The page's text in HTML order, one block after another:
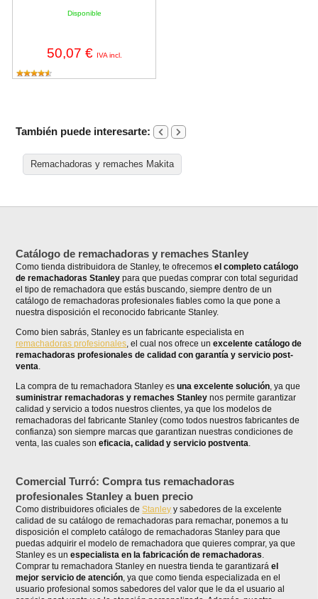
Disponible
50,07 € IVA incl.
También puede interesarte:
Remachadoras y remaches Makita
Catálogo de remachadoras y remaches Stanley
Como tienda distribuidora de Stanley, te ofrecemosel completo catálogo
de remachadoras Stanley para que puedas comprar con total seguridad
el tipo de remachadora que estás buscando, siempre dentro de un
catálogo de remachadoras profesionales fiables como la que pone a
nuestra disposición el reconocido fabricante Stanley.
Como bien sabrás, Stanley es un fabricante especialista en
remachadoras profesionales, el cual nos ofrece unexcelente catálogo de
remachadoras profesionales de calidad con garantía y servicio post-
venta.
La compra de tu remachadora Stanley esuna excelente solución, ya que
suministrar remachadoras y remaches Stanley nos permite garantizar
calidad y servicio a todos nuestros clientes, ya que los modelos de
remachadoras del fabricante Stanley (como todos nuestros fabricantes de
confianza) son siempre marcas que garantizan nuestras condiciones de
venta, las cuales soneficacia, calidad y servicio postventa.
Comercial Turró: Compra tus remachadoras
profesionales Stanley a buen precio
Como distribuidores oficiales deStanley y sabedores de la excelente
calidad de su catálogo de remachadoras para remachar, ponemos a tu
disposición el completo catálogo de remachadoras Stanley para que
puedas adquirir el modelo de remachadora que quieres comprar, ya que
Stanley es unespecialista en la fabricación de remachadoras.
Comprar tu remachadora Stanley en nuestra tienda te garantizaráel
mejor servicio de atención, ya que como tienda especializada en el
usuario profesional somos sabedores del valor que le da el usuario al